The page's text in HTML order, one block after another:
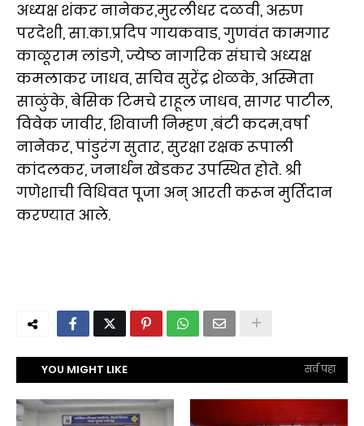
अध्यक्ष शंकर नानेकर,मुरलीधर दळवी, अरुण
परदेशी, सा.का.प्रदिप गायकवाड, गुणवंत कामगार
काळूराम लांडगे, ज्येष्ठ नागरिक संघाचे अध्यक्ष
कमलाकर जाधव, सचिव सुरेंद्र शेळके, अस्मिता
साळुंके, बेसिक टिमचे राहूल जाधव, सागर पाटील,
विवेक जावीर, शिवाजी निम्हण ,बंटी कदम,वर्षा
नानेकर, पांडुरंग सुतार, सुरक्षा रक्षक रूपाली
कांदलकर, जनार्धन खेडकर उपस्थित होते. श्री
गणेशाची विधिवत पूजा अन् आरती करून मुर्तिदान
करण्यात आले.
YOU MIGHT LIKE सर्व पहा